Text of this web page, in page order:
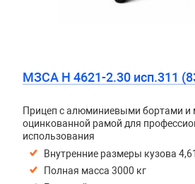
МЗСА H 4621-2.30 исп.311
Прицеп с алюминиевыми бортами
оцинкованной рамой для
использования
Внутренние размеры кузова
Полная масса 3000 кг